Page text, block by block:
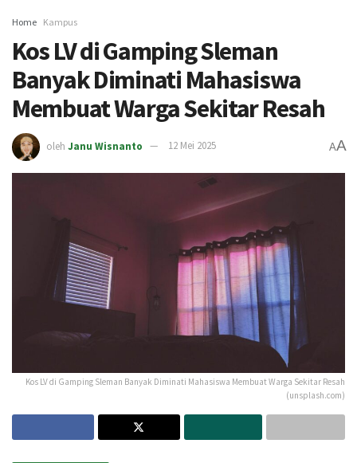
Home Kampus
Kos LV di Gamping Sleman
Banyak Diminati Mahasiswa
Membuat Warga Sekitar Resah
oleh Janu Wisnanto 12 Mei 2025 AA
Kos LV di Gamping Sleman Banyak Diminati Mahasiswa Membuat Warga Sekitar Resah
(unsplash.com)